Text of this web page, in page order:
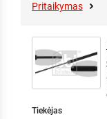
Pritaikymas
Tiekėjas